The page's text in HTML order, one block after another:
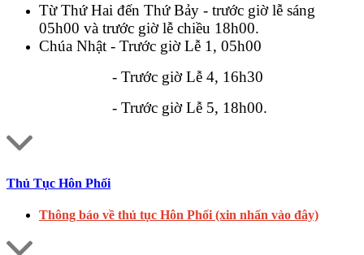
Từ Thứ Hai đến Thứ Bảy - trước giờ lễ sáng
05h00 và trước giờ lễ chiều 18h00.
Chúa Nhật - Trước giờ Lễ 1, 05h00
- Trước giờ Lễ 4, 16h30
- Trước giờ Lễ 5, 18h00.
Thủ Tục Hôn Phối
Thông báo về thủ tục Hôn Phối (xin nhấn vào đây)